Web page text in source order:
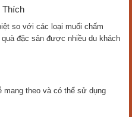
Thích
so với các loại muối chấm
đặc sản được nhiều du khách
theo và có thể sử dụng